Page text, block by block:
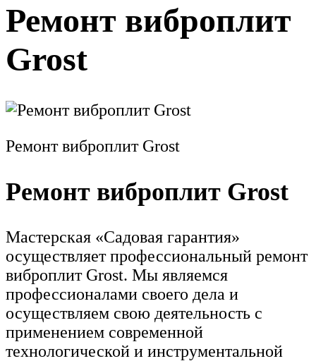
Ремонт виброплит
Grost
Ремонт виброплит Grost
Ремонт виброплит Grost
Мастерская «Садовая гарантия»
осуществляет профессиональный ремонт
виброплит Grost. Мы являемся
профессионалами своего дела и
осуществляем свою деятельность с
применением современной
технологической и инструментальной